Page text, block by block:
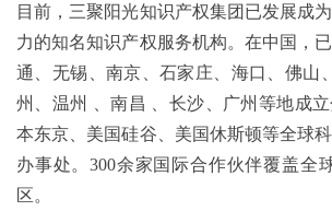
目前，三聚阳光知识产权集团已发展成
力的知名知识产权服务机构。在中国，
通、无锡、南京、石家庄、海口、佛山
州、温州 、南昌 、长沙、广州等地成
本东京、美国硅谷、美国休斯顿等全球
办事处。300余家国际合作伙伴覆盖全
区。